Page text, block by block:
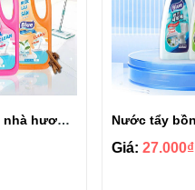
Nước lau sàn nhà hương hoa Hàn Quốc Blue 1L
Giá:27.000₫